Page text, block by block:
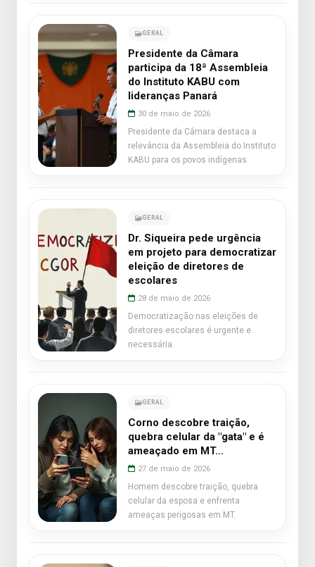
GERAL
Presidente da Câmara
participa da 18ª Assembleia
do Instituto KABU com
lideranças Panará
30 de maio de 2026
Presidente da Câmara destaca a
relevância da Assembleia do Instituto
KABU para os povos indígenas.
GERAL
Dr. Siqueira pede urgência
em projeto para democratizar
eleição de diretores de
escolares
28 de maio de 2026
Democratização nas eleições de
diretores escolares é urgente e
necessária.
GERAL
Corno descobre traição,
quebra celular da "gata" e é
ameaçado em MT...
27 de maio de 2026
Homem descobre traição, quebra
celular da esposa e enfrenta
ameaças perigosas em MT.